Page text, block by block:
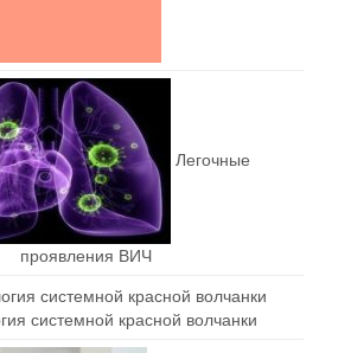
Легочные
проявления ВИЧ
системной красной волчанки